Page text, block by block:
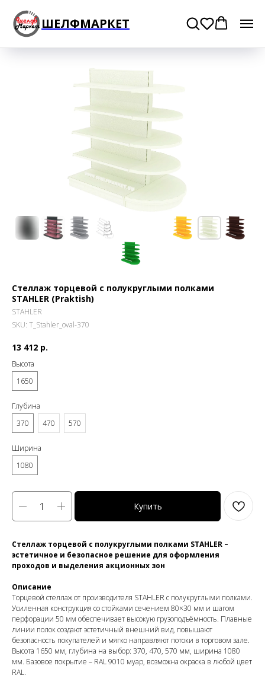
ШЕЛФМАРКЕТ
Стеллаж торцевой с полукруглыми полками
STAHLER (Praktish)
STAHLER
SKU: T_Stahler_oval-370
13 412 р.
Высота
1650
Глубина
370
470 570
Ширина
1080
Купить
Стеллаж торцевой с полукруглыми полками STAHLER –
эстетичное и безопасное решение для оформления
проходов и выделения акционных зон
Описание
Торцевой стеллаж от производителя STAHLER с полукруглыми полками.
Усиленная конструкция со стойками сечением 80×30 мм и шагом
перфорации 50 мм обеспечивает высокую грузоподъёмность. Плавные
линии полок создают эстетичный внешний вид, повышают
безопасность покупателей и мягко направляют потоки в торговом зале.
Высота 1650 мм, глубина на выбор: 370, 470, 570 мм, ширина 1080
мм. Базовое покрытие – RAL 9010 муар, возможна окраска в любой цвет
RAL.